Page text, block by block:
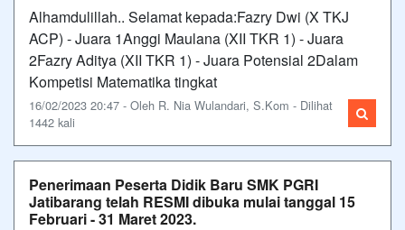
Alhamdulillah.. Selamat kepada:Fazry Dwi (X TKJ
ACP) - Juara 1Anggi Maulana (XII TKR 1) - Juara
2Fazry Aditya (XII TKR 1) - Juara Potensial 2Dalam
Kompetisi Matematika tingkat
16/02/2023 20:47 - Oleh R. Nia Wulandari, S.Kom - Dilihat
1442 kali
Penerimaan Peserta Didik Baru SMK PGRI
Jatibarang telah RESMI dibuka mulai tanggal 15
Februari - 31 Maret 2023.